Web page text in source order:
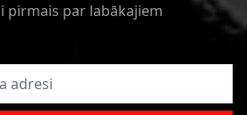
pirmais par labākajiem